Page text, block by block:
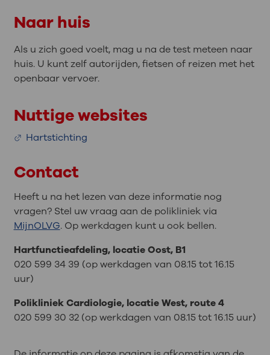
Naar huis
Als u zich goed voelt, mag u na de test meteen naar
huis. U kunt zelf autorijden, fietsen of reizen met het
openbaar vervoer.
Nuttige websites
Hartstichting
Contact
Heeft u na het lezen van deze informatie nog
vragen? Stel uw vraag aan de polikliniek via
MijnOLVG. Op werkdagen kunt u ook bellen.
Hartfunctieafdeling, locatie Oost, B1
020 599 34 39 (op werkdagen van 08.15 tot 16.15
uur)
Polikliniek Cardiologie, locatie West, route 4
020 599 30 32 (op werkdagen van 08.15 tot 16.15 uur)